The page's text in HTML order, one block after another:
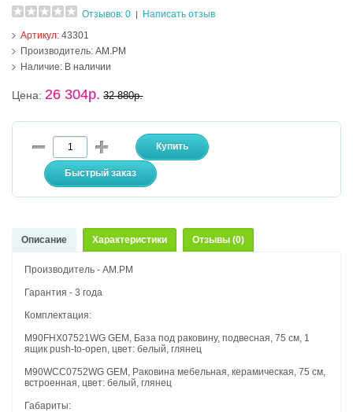
Отзывов: 0
Написать отзыв
Артикул:43301
Производитель: AM.PM
Наличие: В наличии
Цена:26 304р. 32 880р.
Описание Характеристики Отзывы (0)
Производитель - AM.PM
Гарантия - 3 года
Комплектация:
M90FHX07521WG GEM, База под раковину, подвесная, 75 см, 1
ящик push-to-open, цвет: белый, глянец
M90WCC0752WG GEM, Раковина мебельная, керамическая, 75 см,
встроенная, цвет: белый, глянец
Габариты: